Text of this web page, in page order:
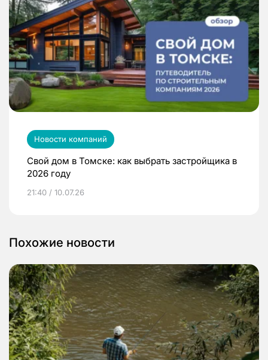
Новости компаний
Свой дом в Томске: как выбрать застройщика в
2026 году
21:40 / 10.07.26
Похожие новости